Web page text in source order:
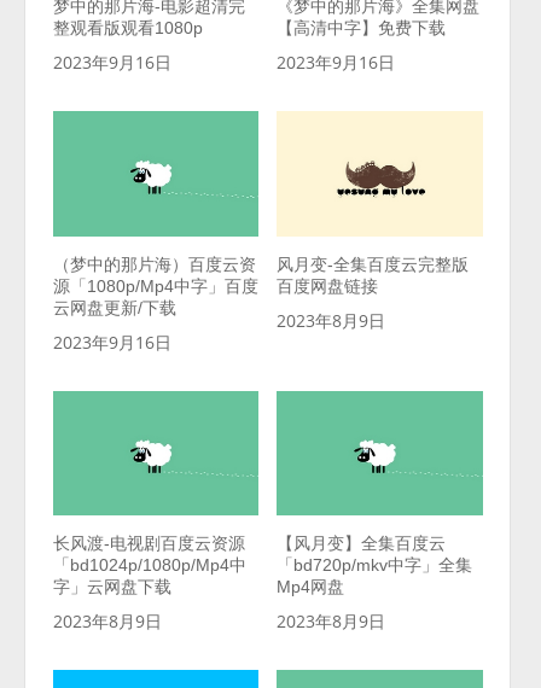
梦中的那片海-电影超清完
整观看版观看1080p
2023年9月16日
《梦中的那片海》全集网盘
【高清中字】免费下载
2023年9月16日
（梦中的那片海）百度云资
源「1080p/Mp4中字」百度
云网盘更新/下载
2023年9月16日
风月变-全集百度云完整版
百度网盘链接
2023年8月9日
长风渡-电视剧百度云资源
「bd1024p/1080p/Mp4中
字」云网盘下载
2023年8月9日
【风月变】全集百度云
「bd720p/mkv中字」全集
Mp4网盘
2023年8月9日